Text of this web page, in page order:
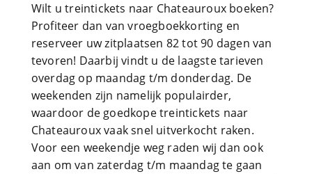
Wilt u treintickets naar Chateauroux boeken?
Profiteer dan van vroegboekkorting en
reserveer uw zitplaatsen 82 tot 90 dagen van
tevoren! Daarbij vindt u de laagste tarieven
overdag op maandag t/m donderdag. De
weekenden zijn namelijk populairder,
waardoor de goedkope treintickets naar
Chateauroux vaak snel uitverkocht raken.
Voor een weekendje weg raden wij dan ook
aan om van zaterdag t/m maandag te gaan